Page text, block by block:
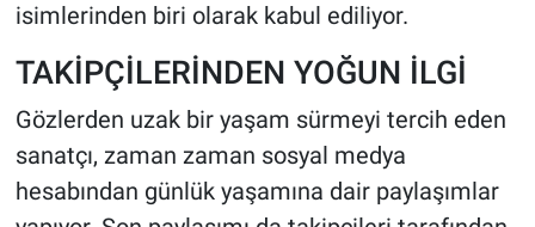
isimlerinden biri olarak kabul ediliyor.
TAKİPÇİLERİNDEN YOĞUN İLGİ
Gözlerden uzak bir yaşam sürmeyi tercih eden
sanatçı, zaman zaman sosyal medya
hesabından günlük yaşamına dair paylaşımlar